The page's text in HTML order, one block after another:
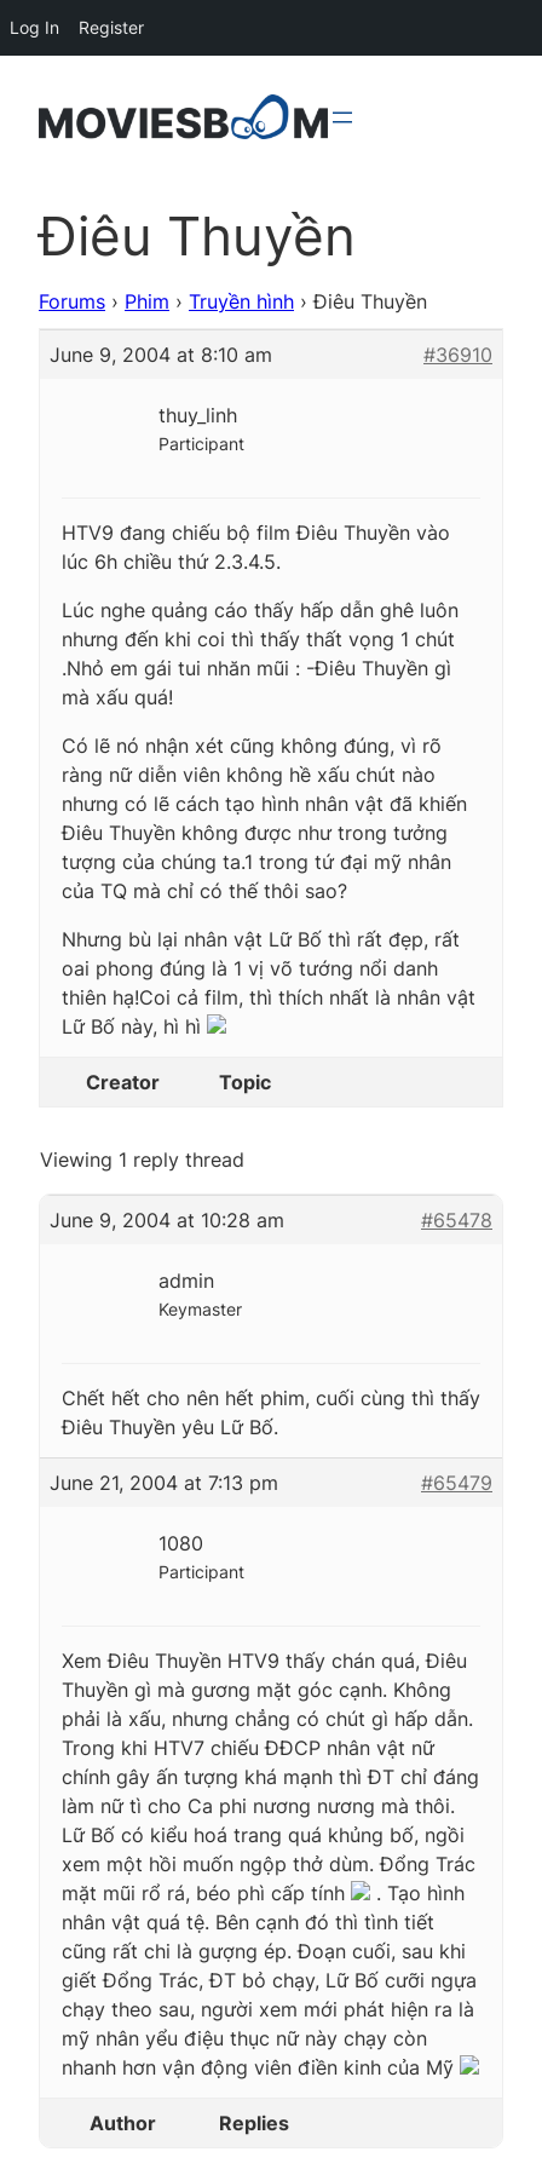
Điêu Thuyền
Forums › Phim › Truyền hình › Điêu Thuyền
June 9, 2004 at 8:10 am #36910
thuy_linh
Participant
HTV9 đang chiếu bộ film Điêu Thuyền vào
lúc 6h chiều thứ 2.3.4.5.
Lúc nghe quảng cáo thấy hấp dẫn ghê luôn
nhưng đến khi coi thì thấy thất vọng 1 chút
.Nhỏ em gái tui nhăn mũi : -Điêu Thuyền gì
mà xấu quá!
Có lẽ nó nhận xét cũng không đúng, vì rõ
ràng nữ diễn viên không hề xấu chút nào
nhưng có lẽ cách tạo hình nhân vật đã khiến
Điêu Thuyền không được như trong tưởng
tượng của chúng ta.1 trong tứ đại mỹ nhân
của TQ mà chỉ có thế thôi sao?
Nhưng bù lại nhân vật Lữ Bố thì rất đẹp, rất
oai phong đúng là 1 vị võ tướng nổi danh
thiên hạ!Coi cả film, thì thích nhất là nhân vật
Lữ Bố này, hì hì
Creator Topic
Viewing 1 reply thread
June 9, 2004 at 10:28 am #65478
admin
Keymaster
Chết hết cho nên hết phim, cuối cùng thì thấy
Điêu Thuyền yêu Lữ Bố.
June 21, 2004 at 7:13 pm #65479
1080
Participant
Xem Điêu Thuyền HTV9 thấy chán quá, Điêu
Thuyền gì mà gương mặt góc cạnh. Không
phải là xấu, nhưng chẳng có chút gì hấp dẫn.
Trong khi HTV7 chiếu ĐĐCP nhân vật nữ
chính gây ấn tượng khá mạnh thì ĐT chỉ đáng
làm nữ tì cho Ca phi nương nương mà thôi.
Lữ Bố có kiểu hoá trang quá khủng bố, ngồi
xem một hồi muốn ngộp thở dùm. Đổng Trác
mặt mũi rổ rá, béo phì cấp tính
. Tạo hình
nhân vật quá tệ. Bên cạnh đó thì tình tiết
cũng rất chi là gượng ép. Đoạn cuối, sau khi
giết Đổng Trác, ĐT bỏ chạy, Lữ Bố cưỡi ngựa
chạy theo sau, người xem mới phát hiện ra là
mỹ nhân yểu điệu thục nữ này chạy còn
nhanh hơn vận động viên điền kinh của Mỹ
Author Replies
Log In Register